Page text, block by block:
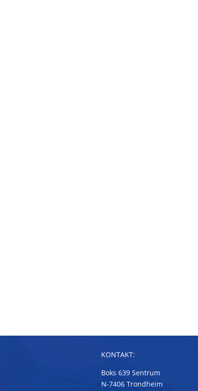
KONTAKT:
Boks 639 Sentrum
N-7406 Trondheim